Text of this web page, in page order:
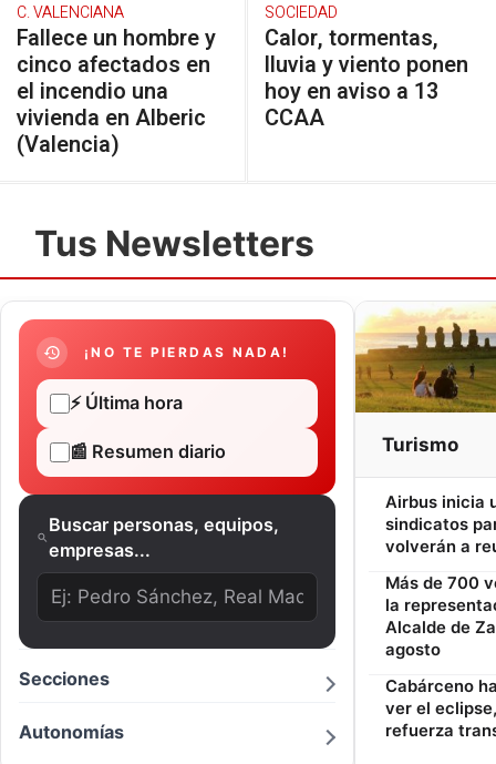
C. VALENCIANA
Fallece un hombre y
cinco afectados en
el incendio una
vivienda en Alberic
(Valencia)
SOCIEDAD
Calor, tormentas,
lluvia y viento ponen
hoy en aviso a 13
CCAA
Tus Newsletters
¡NO TE PIERDAS NADA!
⚡ Última hora
📰 Resumen diario
Buscar personas, equipos,
empresas...
Secciones
Autonomías
Turismo
Airbus inicia
sindicatos
volverán a
Más de 700
la
Alcalde de
agosto
Cabárceno
ver el
refuerza